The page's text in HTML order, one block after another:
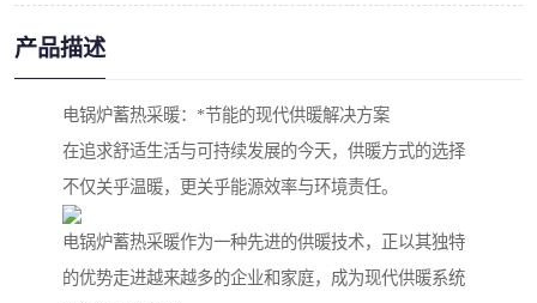
产品描述
电锅炉蓄热采暖：*节能的现代供暖解决方案
在追求舒适生活与可持续发展的今天，供暖方式的选择
不仅关乎温暖，更关乎能源效率与环境责任。
电锅炉蓄热采暖作为一种先进的供暖技术，正以其独特
的优势走进越来越多的企业和家庭，成为现代供暖系统